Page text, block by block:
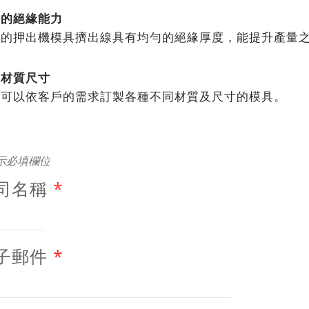
絕緣能力
押出機模具擠出線具有均勻的絕緣厚度，能提升產量
質尺寸
以依客戶的需求訂製各種不同材質及尺寸的模具。
必填欄位
名稱 *
郵件 *